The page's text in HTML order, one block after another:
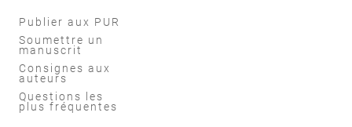
Publier aux PUR
Soumettre un
manuscrit
Consignes aux
auteurs
Questions les
plus fréquentes